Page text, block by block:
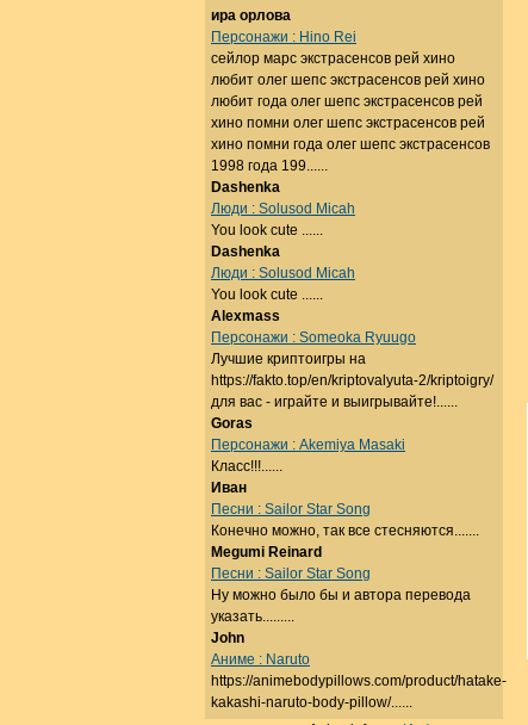
ира орлова
Персонажи : Hino Rei
сейлор марс экстрасенсов рей хино
любит олег шепс экстрасенсов рей хино
любит года олег шепс экстрасенсов рей
хино помни олег шепс экстрасенсов рей
хино помни года олег шепс экстрасенсов
1998 года 199......
Dashenka
Люди : Solusod Micah
You look cute ......
Dashenka
Люди : Solusod Micah
You look cute ......
Alexmass
Персонажи : Someoka Ryuugo
Лучшие криптоигры на
https://fakto.top/en/kriptovalyuta-2/kriptoigry/
для вас - играйте и выигрывайте!......
Goras
Персонажи : Akemiya Masaki
Класс!!!......
Иван
Песни : Sailor Star Song
Конечно можно, так все стесняются.......
Megumi Reinard
Песни : Sailor Star Song
Ну можно было бы и автора перевода
указать.........
John
Аниме : Naruto
https://animebodypillows.com/product/hatake-
kakashi-naruto-body-pillow/......